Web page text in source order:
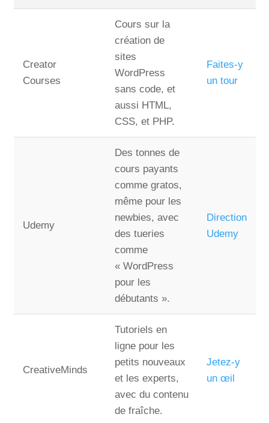
Creator
Courses
Cours sur la
création de
sites
WordPress
sans code, et
aussi HTML,
CSS, et PHP.
Faites-y
un tour
Udemy
Des tonnes de
cours payants
comme gratos,
même pour les
newbies, avec
des tueries
comme
« WordPress
pour les
débutants ».
Direction
Udemy
CreativeMinds
Tutoriels en
ligne pour les
petits nouveaux
et les experts,
avec du contenu
de fraîche.
Jetez-y
un œil